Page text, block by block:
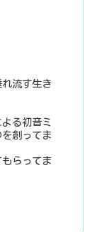
流す生き
る初音ミ
創ってま
らってま